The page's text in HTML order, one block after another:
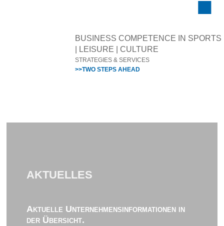
BUSINESS COMPETENCE IN SPORTS
| LEISURE | CULTURE
STRATEGIES & SERVICES
>>TWO STEPS AHEAD
AKTUELLES
Aktuelle Unternehmensinformationen in
der Übersicht.